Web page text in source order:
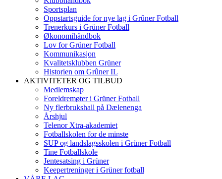
Sportsplan
Oppstartsguide for nye lag i Grûner Fotball
Trenerkurs i Grüner Fotball
Økonomihåndbok
Lov for Grüner Fotball
Kommunikasjon
Kvalitetsklubben Grüner
Historien om Grûner IL
AKTIVITETER OG TILBUD
Medlemskap
Foreldremøter i Grüner Fotball
Ny flerbrukshall på Dælenenga
Årshjul
Telenor Xtra-akademiet
Fotballskolen for de minste
SUP og landslagsskolen i Grüner Fotball
Tine Fotballskole
Jentesatsing i Grüner
Keepertreninger i Grüner fotball